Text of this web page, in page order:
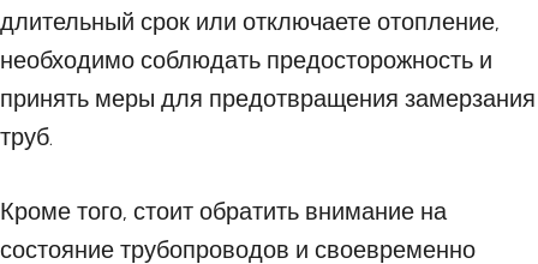
длительный срок или отключаете отопление,
необходимо соблюдать предосторожность и
принять меры для предотвращения замерзания
труб.
Кроме того, стоит обратить внимание на
состояние трубопроводов и своевременно